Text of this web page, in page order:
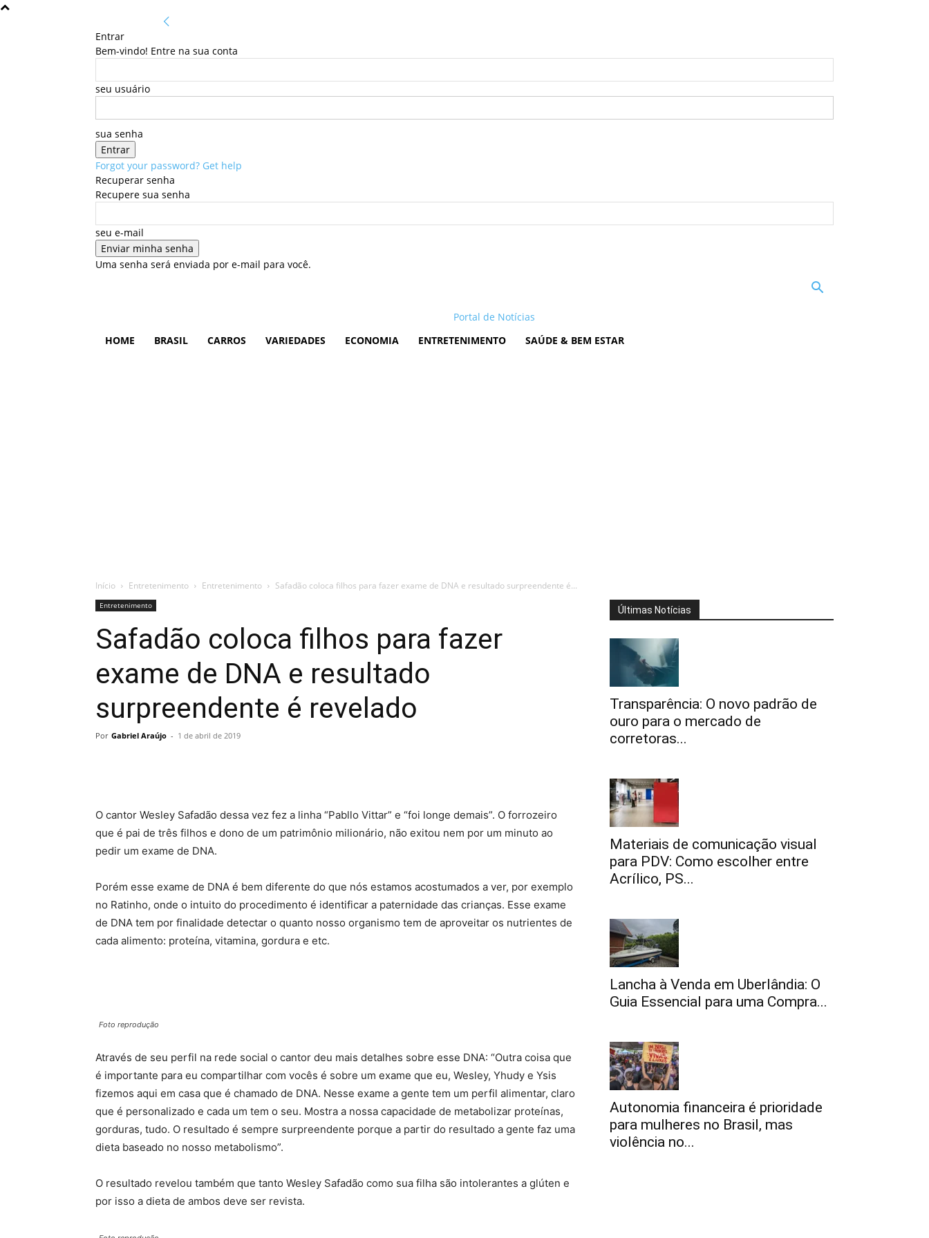
Entrar
Bem-vindo! Entre na sua conta
seu usuário
sua senha
Forgot your password? Get help
Recuperar senha
Recupere sua senha
seu e-mail
Uma senha será enviada por e-mail para você.
Portal de Notícias
HOME
BRASIL CARROS VARIEDADES ECONOMIA ENTRETENIMENTO SAÚDE & BEM ESTAR
Início Entretenimento Entretenimento Safadão coloca filhos para fazer exame de DNA e resultado surpreendente é...
Entretenimento
Safadão coloca filhos para fazer
exame de DNA e resultado
surpreendente é revelado
Por Gabriel Araújo - 1 de abril de 2019
O cantor Wesley Safadão dessa vez fez a linha “Pabllo Vittar” e “foi longe demais”. O forrozeiro
que é pai de três filhos e dono de um patrimônio milionário, não exitou nem por um minuto ao
pedir um exame de DNA.
Porém esse exame de DNA é bem diferente do que nós estamos acostumados a ver, por exemplo
no Ratinho, onde o intuito do procedimento é identificar a paternidade das crianças. Esse exame
de DNA tem por finalidade detectar o quanto nosso organismo tem de aproveitar os nutrientes de
cada alimento: proteína, vitamina, gordura e etc.
Foto reprodução
Através de seu perfil na rede social o cantor deu mais detalhes sobre esse DNA: “Outra coisa que
é importante para eu compartilhar com vocês é sobre um exame que eu, Wesley, Yhudy e Ysis
fizemos aqui em casa que é chamado de DNA. Nesse exame a gente tem um perfil alimentar, claro
que é personalizado e cada um tem o seu. Mostra a nossa capacidade de metabolizar proteínas,
gorduras, tudo. O resultado é sempre surpreendente porque a partir do resultado a gente faz uma
dieta baseado no nosso metabolismo”.
O resultado revelou também que tanto Wesley Safadão como sua filha são intolerantes a glúten e
por isso a dieta de ambos deve ser revista.
Últimas Notícias
Transparência: O novo padrão de
ouro para o mercado de
corretoras...
Materiais de comunicação visual
para PDV: Como escolher entre
Acrílico, PS...
Lancha à Venda em Uberlândia: O
Guia Essencial para uma Compra...
Autonomia financeira é prioridade
para mulheres no Brasil, mas
violência no...